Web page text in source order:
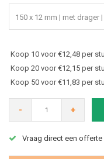
150 x 12 mm | met drager
Koop 10 voor €12,48 per
Koop 20 voor €12,15 per
Koop 50 voor €11,83 per
- +
Vraag direct een offerte